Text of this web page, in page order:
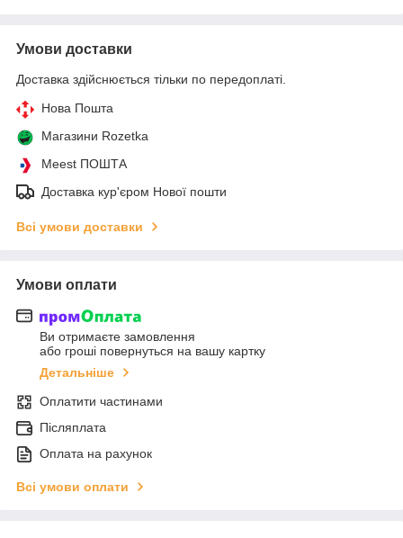
Умови доставки
Доставка здійснюється тільки по передоплаті.
Нова Пошта
Магазини Rozetka
Meest ПОШТА
Доставка кур'єром Нової пошти
Всі умови доставки
Умови оплати
Ви отримаєте замовлення
або гроші повернуться на вашу картку
Детальніше
Оплатити частинами
Післяплата
Оплата на рахунок
Всі умови оплати